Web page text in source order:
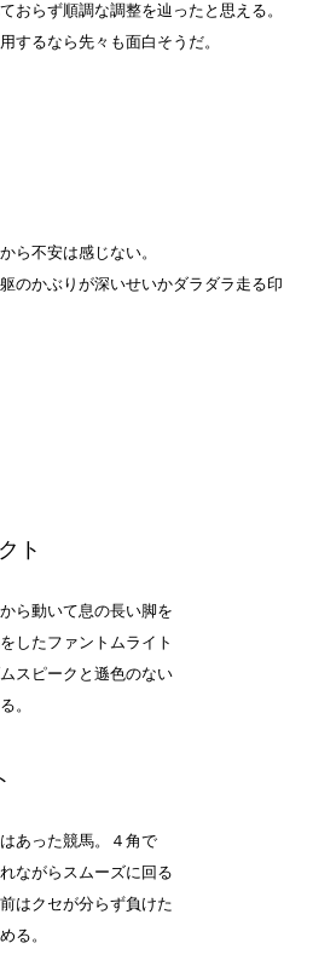
おらず順調な調整を辿ったと思える。
するなら先々も面白そうだ。
ら不安は感じない。
のかぶりが深いせいかダラダラ走る印
ト
ら動いて息の長い脚を
したファントムライト
スピークと遜色のない
。
あった競馬。４角で
ながらスムーズに回る
はクセが分らず負けた
る。